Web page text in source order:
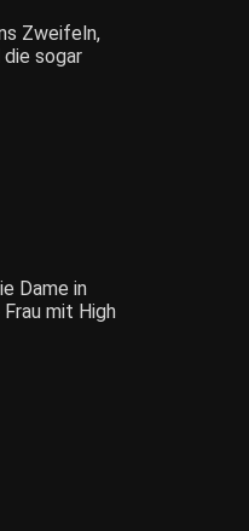
Zweifeln,
sogar
Dame in
mit High